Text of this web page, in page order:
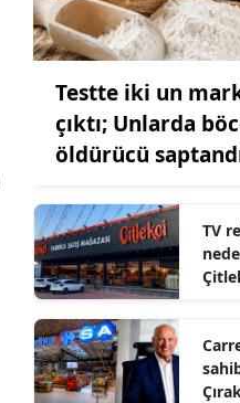
Testte iki un
çıktı; Unlarda
öldürücü
TV